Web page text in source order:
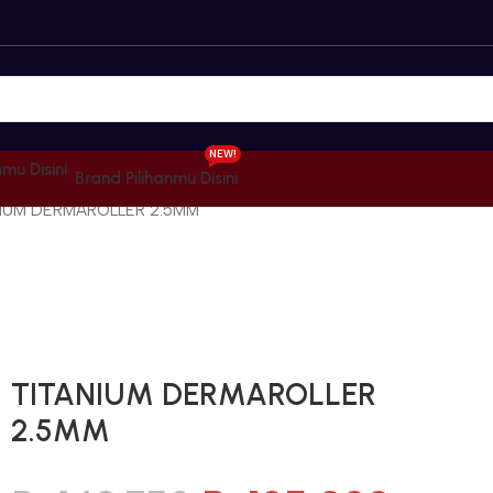
Brand Pilihanmu Disini
NEW!
DERMAROLLER 2.5MM
TITANIUM DERMAROLLER
2.5MM